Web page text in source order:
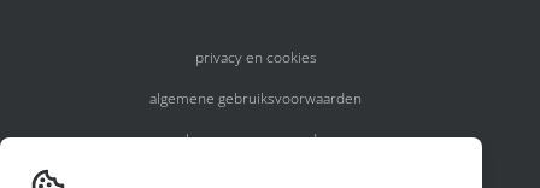
privacy en cookies
algemene gebruiksvoorwaarden
algemene voorwaarden